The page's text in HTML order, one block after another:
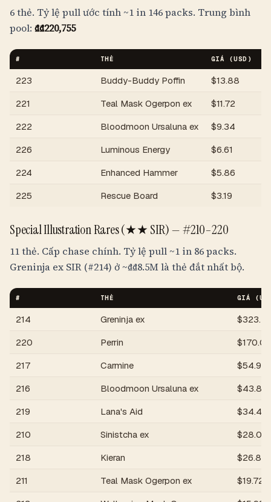
6 thẻ. Tỷ lệ pull ước tính ~1 in 146 packs. Trung bình
pool: ₫₫220,755
# THẺ GIÁ (USD)
223 Buddy-Buddy Poffin $13.88
221
Teal Mask Ogerpon ex $11.72
222
Bloodmoon Ursaluna ex $9.34
226
Luminous Energy $6.61
224
Enhanced Hammer $5.86
225
Rescue Board $3.19
Special Illustration Rares (★★ SIR) —#210–220
11 thẻ. Cấp chase chính. Tỷ lệ pull ~1 in 86 packs.
Greninja ex SIR (#214) ở ~₫₫8.5Mlà thẻ đắt nhất bộ.
# THẺ GIÁ
214 Greninja ex $323.26
220
Perrin $170.00
217
Carmine $54.99
216
Bloodmoon Ursaluna ex $43.82
219
Lana's Aid $34.45
210
Sinistcha ex $28.05
218
Kieran $26.89
211
Teal Mask Ogerpon ex $19.72